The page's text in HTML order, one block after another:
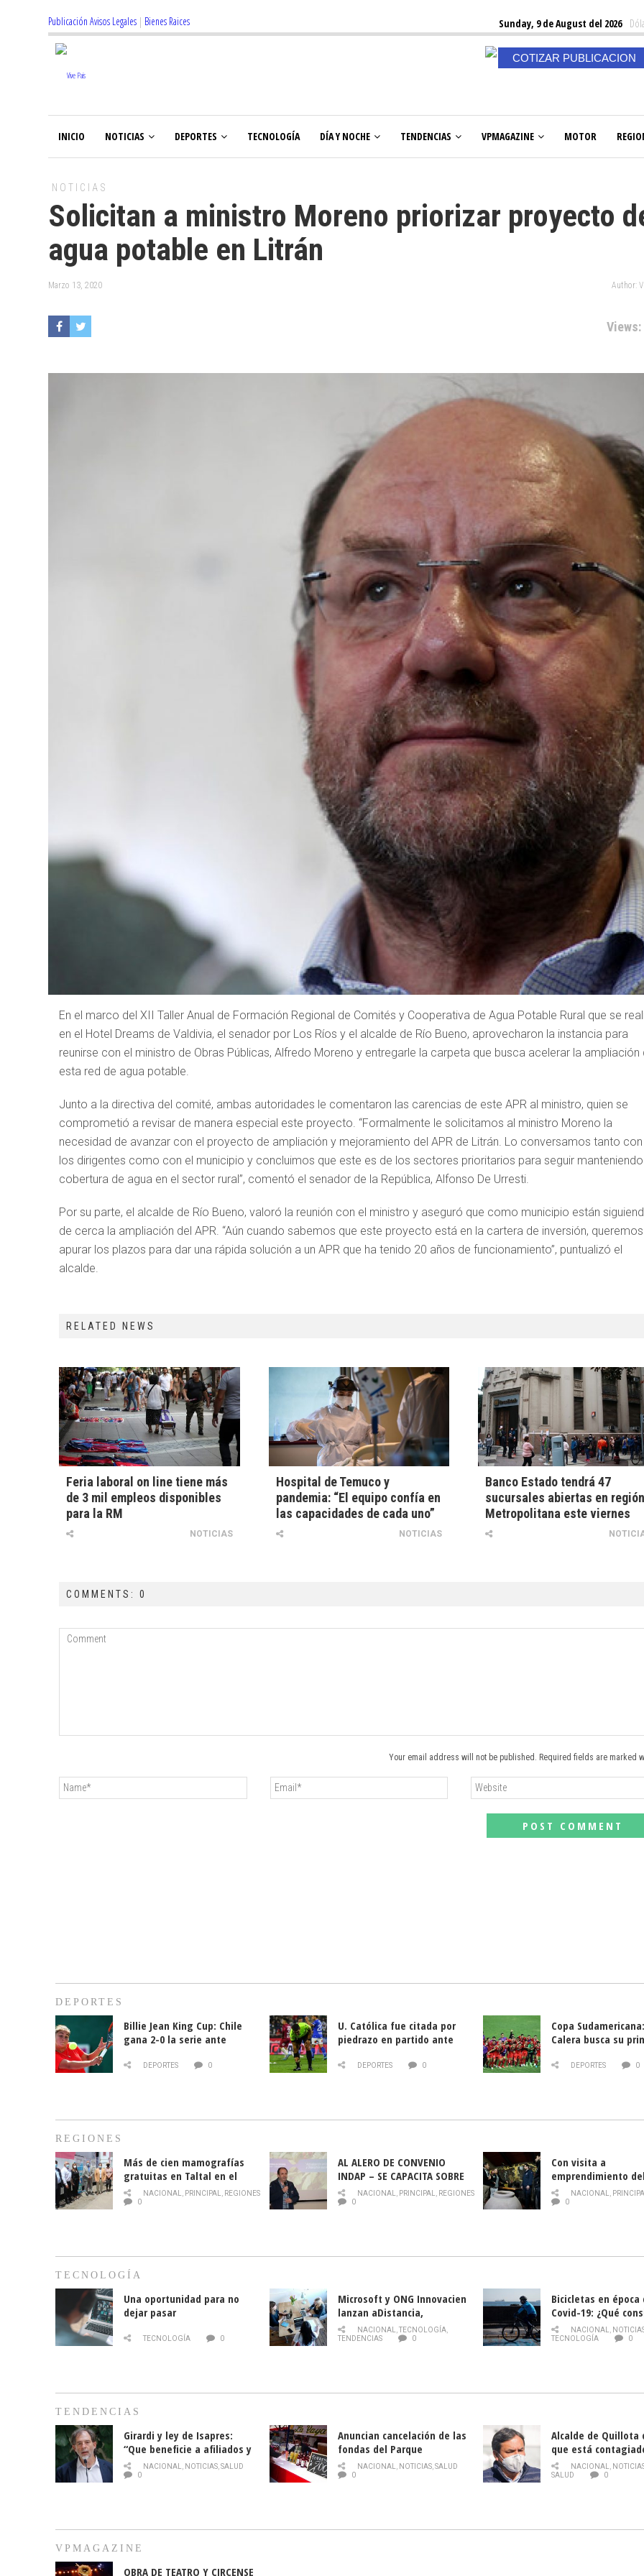
Publicación Avisos Legales | Bienes Raices Sunday, 9 de August del 2026
COTIZAR PUBLICACION
INICIO NOTICIAS DEPORTES TECNOLOGÍA DÍA Y NOCHE TENDENCIAS VPMAGAZINE MOTOR
NOTICIAS
Solicitan a ministro Moreno priorizar proyecto
agua potable en Litrán
Marzo 13, 2020 Author:
Views:
En el marco del XII Taller Anual de Formación Regional de Comités y Cooperativa de Agua Potable Rural que se
en el Hotel Dreams de Valdivia, el senador por Los Ríos y el alcalde de Río Bueno, aprovecharon la instancia para
reunirse con el ministro de Obras Públicas, Alfredo Moreno y entregarle la carpeta que busca acelerar la ampliación
esta red de agua potable.
Junto a la directiva del comité, ambas autoridades le comentaron las carencias de este APR al ministro, quien se
comprometió a revisar de manera especial este proyecto. “Formalmente le solicitamos al ministro Moreno la
necesidad de avanzar con el proyecto de ampliación y mejoramiento del APR de Litrán. Lo conversamos tanto con
los dirigentes como con el municipio y concluimos que este es de los sectores prioritarios para seguir
cobertura de agua en el sector rural”, comentó el senador de la República, Alfonso De Urresti.
Por su parte, el alcalde de Río Bueno, valoró la reunión con el ministro y aseguró que como municipio están
de cerca la ampliación del APR. “Aún cuando sabemos que este proyecto está en la cartera de inversión, queremos
apurar los plazos para dar una rápida solución a un APR que ha tenido 20 años de funcionamiento”, puntualizó el
alcalde.
RELATED NEWS
Feria laboral on line tiene más
de 3 mil empleos disponibles
para la RM
NOTICIAS
Hospital de Temuco y
pandemia: “El equipo confía en
las capacidades de cada uno”
NOTICIAS
Banco Estado tendrá 47
sucursales abiertas en región
Metropolitana este viernes
COMMENTS: 0
Your email address will not be published. Required fields are marked
DEPORTES
Billie Jean King Cup: Chile
gana 2-0 la serie ante
DEPORTES 0
U. Católica fue citada por
piedrazo en partido ante
DEPORTES 0
Copa
Calera busca su
DEPORTES 0
REGIONES
Más de cien mamografías
gratuitas en Taltal en el
mes de la prevención del
cáncer de mama
NACIONAL, PRINCIPAL, REGIONES
0
AL ALERO DE CONVENIO
INDAP – SE CAPACITA SOBRE
PLAGA DROSOPHILA SUZUKII
NACIONAL, PRINCIPAL, REGIONES
0
Con visita a
emprendimiento
y llamado al
historia campesina
NACIONAL,
0
TECNOLOGÍA
Una oportunidad para no
dejar pasar
TECNOLOGÍA 0
Microsoft y ONG Innovacien
lanzan aDistancia,
plataforma con cursos
gratuitos online sobre
NACIONAL,TECNOLOGÍA,
TENDENCIAS
0
Bicicletas en época
Covid-19: ¿Qué
momento de
NACIONAL,
TECNOLOGÍA
0
TENDENCIAS
Girardi y ley de Isapres:
“Que beneficie a afiliados y
no legalice el abuso”
NACIONAL, NOTICIAS,SALUD
0
Anuncian cancelación de las
fondas del Parque
O’Higgins debido al
coronavirus
NACIONAL, NOTICIAS,SALUD
0
Alcalde de Quillota
que está
COVID-19
NACIONAL,
SALUD
0
VPMAGAZINE
OBRA DE TEATRO Y CIRCENSE